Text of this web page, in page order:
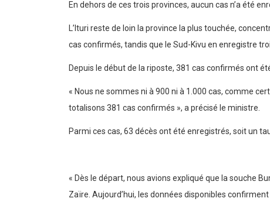
En dehors de ces trois provinces, aucun cas n’a été
L’Ituri reste de loin la province la plus touchée,
cas confirmés, tandis que le Sud-Kivu en enregistre
Depuis le début de la riposte, 381 cas confirmés ont
« Nous ne sommes ni à 900 ni à 1.000 cas, comme
totalisons 381 cas confirmés », a précisé le ministre.
Parmi ces cas, 63 décès ont été enregistrés, soit un
« Dès le départ, nous avions expliqué que la souche
Zaïre. Aujourd’hui, les données disponibles